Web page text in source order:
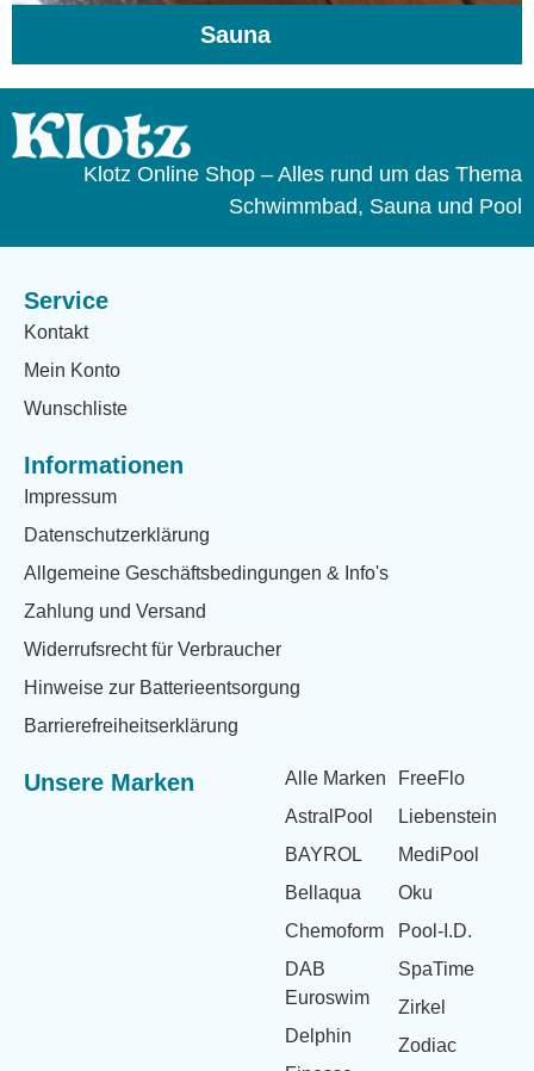
Sauna
Klotz Online Shop – Alles rund um das Thema
Schwimmbad, Sauna und Pool
Service
Kontakt
Mein Konto
Wunschliste
Informationen
Impressum
Datenschutzerklärung
Allgemeine Geschäftsbedingungen & Info's
Zahlung und Versand
Widerrufsrecht für Verbraucher
Hinweise zur Batterieentsorgung
Barrierefreiheitserklärung
Unsere Marken
Alle Marken
AstralPool
BAYROL
Bellaqua
Chemoform
DAB
Euroswim
Delphin
FreeFlo
Liebenstein
MediPool
Oku
Pool-I.D.
SpaTime
Zirkel
Zodiac